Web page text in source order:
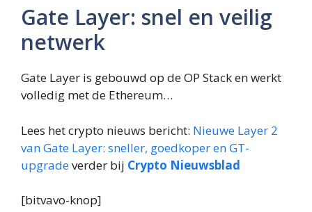
Gate Layer: snel en veilig
netwerk
Gate Layer is gebouwd op de OP Stack en werkt
volledig met de Ethereum…
Lees het crypto nieuws bericht: Nieuwe Layer 2
van Gate Layer: sneller, goedkoper en GT-
upgradeverder bij Crypto Nieuwsblad
[bitvavo-knop]